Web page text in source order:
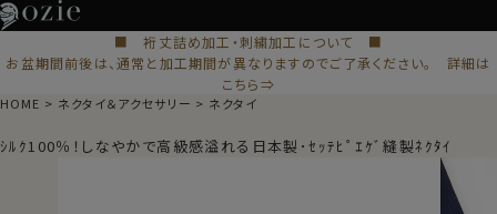
■ 裄丈詰め加工・刺繍加工について ■
お盆期間前後は、通常と加工期間が異なりますのでご了承ください。 詳細は
こちら⇒
HOME ネクタイ＆アクセサリー ネクタイ
ｼﾙｸ100％！しなやかで高級感溢れる日本製･ｾｯﾃﾋﾟｴｹﾞ縫製ﾈｸﾀｲ